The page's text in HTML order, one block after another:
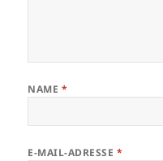
NAME *
E-MAIL-ADRESSE *